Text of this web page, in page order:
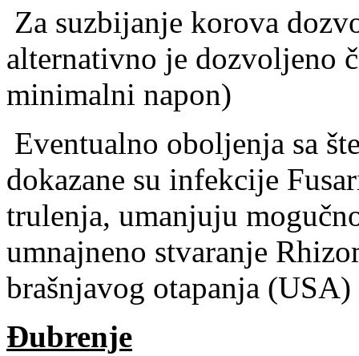
Za suzbijanje korova
alternativno je dozvoljeno
minimalni napon)
Eventualno oboljenja sa
dokazane su infekcije
trulenja, umanjuju
umnajneno stvaranje
brašnjavog otapanja
Đubrenje